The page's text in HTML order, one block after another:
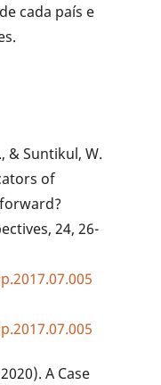
cada país e
& Suntikul, W.
of
24, 26-
A Case